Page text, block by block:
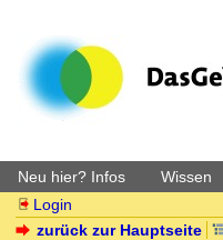
Neu hier? Infos Wissen
Login
zurück zur Hauptseite